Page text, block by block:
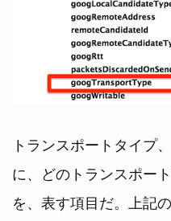
トランスポートタイプ
に、どのトランスポー
を、表す項目だ。上記の